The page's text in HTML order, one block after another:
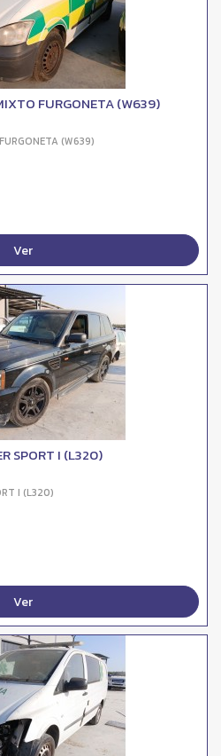
FURGONETA (W639)
(W639)
Ver
SPORT I (L320)
I (L320)
Ver